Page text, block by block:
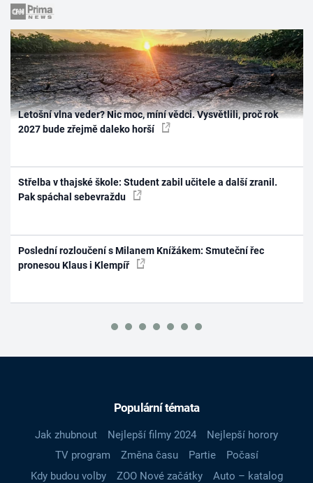
Letošní vlna veder? Nic moc, míní vědci. Vysvětlili, proč rok
2027 bude zřejmě daleko horší
Střelba v thajské škole: Student zabil učitele a další zranil.
Pak spáchal sebevraždu
Poslední rozloučení s Milanem Knížákem: Smuteční řec
pronesou Klaus i Klempíř
Populární témata
Jak zhubnout Nejlepší filmy 2024
Nejlepší horory
TV program
Změna času Partie
Počasí
Kdy budou volby
ZOO Nové začátky
Auto – katalog